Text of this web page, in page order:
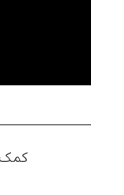
کمک